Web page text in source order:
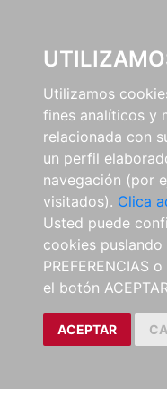
Utilizamos
fines analíticos y
relacionada con
un perfil
navegación (por
visitados). Clica
Usted puede
cookies puslando
PREFERENCIAS
el botón
ACEPTAR